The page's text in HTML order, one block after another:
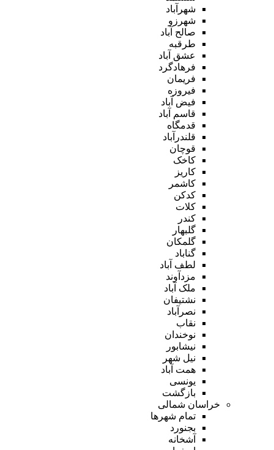
شهرآباد
شهرزو
صالح آباد
طرقبه
عشق آباد
فرهادگرد
فریمان
فیروزه
فیض آباد
قاسم آباد
قدمگاه
قلندرآباد
قوچان
کاخک
کاریز
کاشمر
کدکن
کلات
کندر
گلبهار
گلمکان
گناباد
لطف آباد
مزدآوند
ملک آباد
نشتیفان
نصرآباد
نقاب
نوخندان
نیشابور
نیل شهر
همت آباد
یونسی
بازگشت
خراسان شمالی
تمام شهر‌ها
بجنورد
آشخانه